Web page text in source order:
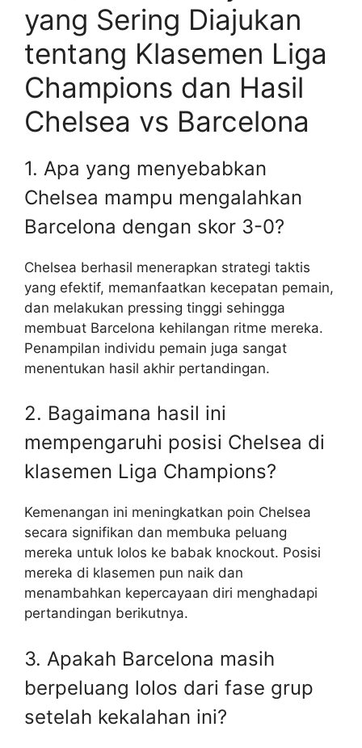
yang Sering Diajukan
tentang Klasemen Liga
Champions dan Hasil
Chelsea vs Barcelona
1. Apa yang menyebabkan
Chelsea mampu mengalahkan
Barcelona dengan skor 3-0?
Chelsea berhasil menerapkan strategi taktis
yang efektif, memanfaatkan kecepatan pemain,
dan melakukan pressing tinggi sehingga
membuat Barcelona kehilangan ritme mereka.
Penampilan individu pemain juga sangat
menentukan hasil akhir pertandingan.
2. Bagaimana hasil ini
mempengaruhi posisi Chelsea di
klasemen Liga Champions?
Kemenangan ini meningkatkan poin Chelsea
secara signifikan dan membuka peluang
mereka untuk lolos ke babak knockout. Posisi
mereka di klasemen pun naik dan
menambahkan kepercayaan diri menghadapi
pertandingan berikutnya.
3. Apakah Barcelona masih
berpeluang lolos dari fase grup
setelah kekalahan ini?